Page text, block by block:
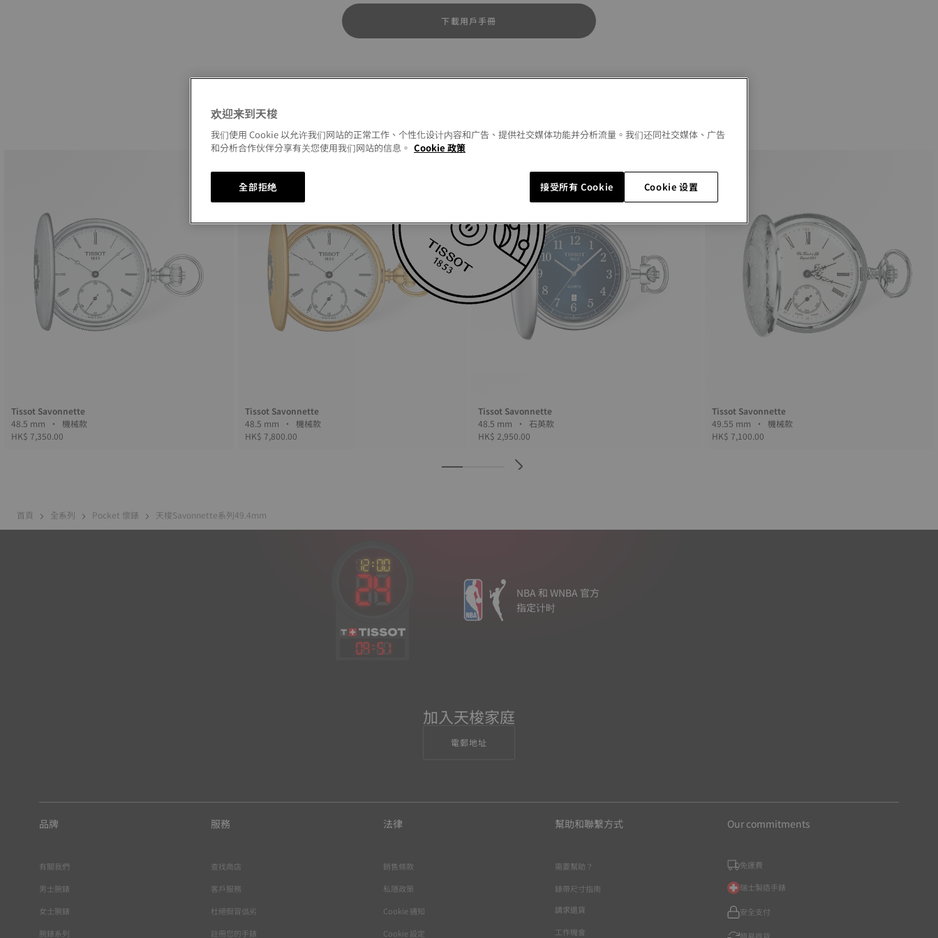
下載用戶手冊
Tissot Savonnette
48.5 mm • 機械款
HK$ 7,350.00
Tissot Savonnette
48.5 mm • 機械款
HK$ 7,800.00
Tissot Savonnette
48.5 mm • 石英款
HK$ 2,950.00
Tissot Savonnette
49.55 mm • 機械款
HK$ 7,100.00
首頁 全系列 Pocket 懷錶 天梭Savonnette系列49.4mm
09:51
NBA 和 WNBA 官方
指定计时
加入天梭家庭
電郵地址
品牌
有關我們
男士腕錶
女士腕錶
腕錶系列
服務
查找商店
客戶服務
杜絕假冒僞劣
註冊您的手錶
法律
銷售條款
私隱政策
Cookie 通知
Cookie 設定
幫助和聯繫方式
需要幫助？
錶帶尺寸指南
請求退貨
工作機會
Our commitments
免運費
瑞士製造手錶
安全支付
欢迎来到天梭
我们使用 Cookie 以允许我们网站的正常工作、个性化设计内容和广告、提供社交媒体功能并分析流量。我们还同社交媒体、广告
和分析合作伙伴分享有关您使用我们网站的信息。 Cookie 政策
Cookie 设置
全部拒绝 接受所有 Cookie